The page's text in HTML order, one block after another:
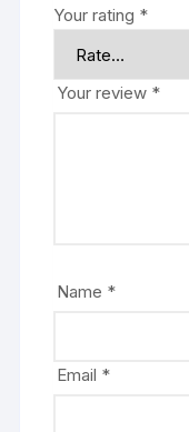
Your rating *
Your review *
Name *
Email *